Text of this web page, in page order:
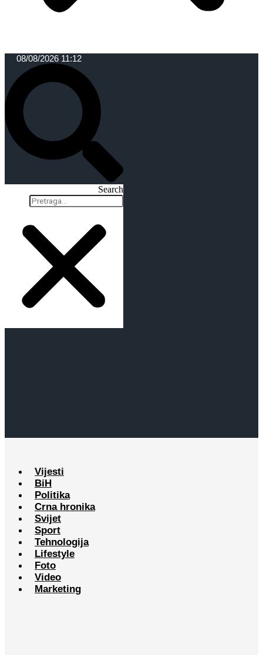
08/08/2026 11:12
Search
Vijesti
BiH
Politika
Crna hronika
Svijet
Sport
Tehnologija
Lifestyle
Foto
Video
Marketing